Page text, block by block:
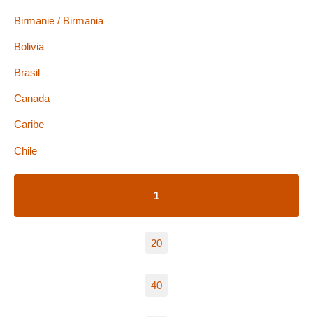
Birmanie / Birmania
Bolivia
Brasil
Canada
Caribe
Chile
1
20
40